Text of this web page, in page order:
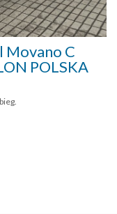
Movano C
POLSKA